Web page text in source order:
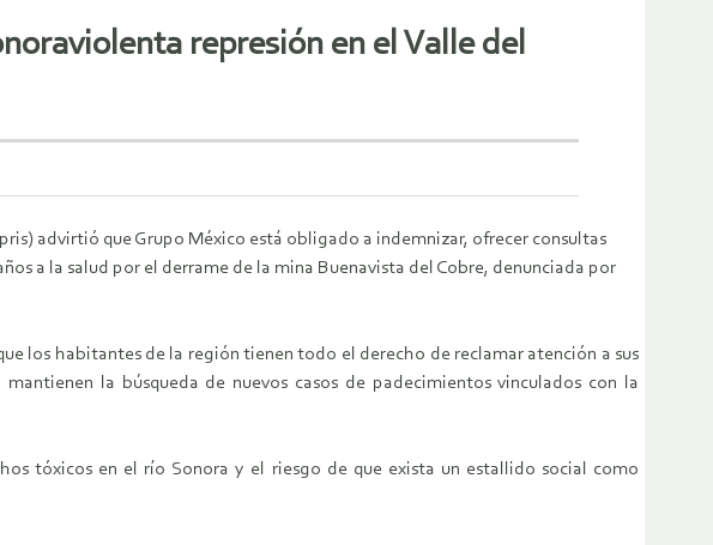
represión en el Valle del
advirtió que Grupo México está obligado a indemnizar, ofrecer consultas
a la salud por el derrame de la mina Buenavista del Cobre, denunciada por
los habitantes de la región tienen todo el derecho de reclamar atención a sus
la búsqueda de nuevos casos de padecimientos vinculados con la
tóxicos en el río Sonora y el riesgo de que exista un estallido social como